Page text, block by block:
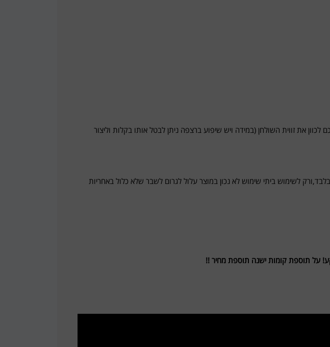
לכוון את זווית השולחן (במידה ויש שיפוע ברצפה ניתן לבטל אותו בקלות וליצור
לשימוש ביתי שימוש לא נכון במוצר עלול לגרום לשבר שלא כלול באחריות
על תוספת קומות ישנה תוספת מחיר !!